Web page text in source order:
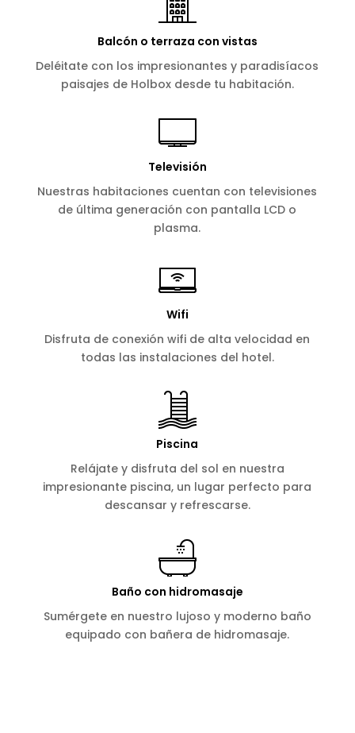
Balcón o terraza con vistas
Deléitate con los impresionantes y paradisíacos
paisajes de Holbox desde tu habitación.
Televisión
Nuestras habitaciones cuentan con televisiones
de última generación con pantalla LCD o
plasma.
Wifi
Disfruta de conexión wifi de alta velocidad en
todas las instalaciones del hotel.
Piscina
Relájate y disfruta del sol en nuestra
impresionante piscina, un lugar perfecto para
descansar y refrescarse.
Baño con hidromasaje
Sumérgete en nuestro lujoso y moderno baño
equipado con bañera de hidromasaje.